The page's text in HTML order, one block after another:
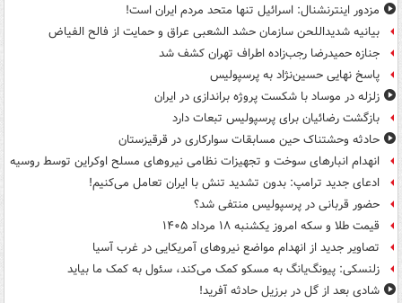
مزدور اینترنشنال: اسرائیل تنها متحد مردم ایران است!
بیانیه شدیداللحن سازمان حشد الشعبی عراق و حمایت از فالح الفیاض
جنازه حمیدرضا رجب‌زاده اطراف تهران کشف شد
پاسخ نهایی حسین‌نژاد به پرسپولیس
زلزله در موساد با شکست پروژه براندازی در ایران
بازگشت رضائیان برای پرسپولیس تبعات دارد
حادثه وحشتناک حین مسابقات سوارکاری در قرقیزستان
انهدام انبارهای سوخت و تجهیزات نظامی نیروهای مسلح اوکراین توسط روسیه
ادعای جدید ترامپ: بدون تشدید تنش با ایران تعامل می‌کنیم!
حضور قربانی در پرسپولیس منتفی شد؟
قیمت طلا و سکه امروز یکشنبه ۱۸ مرداد ۱۴۰۵
تصاویر جدید از انهدام مواضع نیروهای آمریکایی در غرب آسیا
زلنسکی: پیونگ‌یانگ به مسکو کمک می‌کند، سئول به کمک ما بیاید
شادی بعد از گل در برزیل حادثه آفرید!